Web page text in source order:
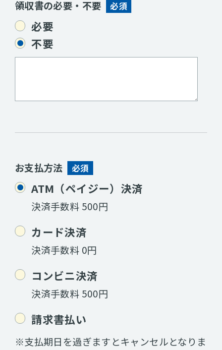
領収書の必要・不要 必須
必要
不要
お支払方法 必須
ATM（ペイジー）決済
決済手数料 500円
カード決済
決済手数料 0円
コンビニ決済
決済手数料 500円
請求書払い
※支払期日を過ぎますとキャンセルとなりま